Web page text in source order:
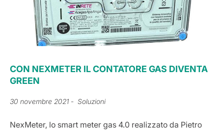
CON NEXMETER IL CONTATORE GAS DIVENTA
GREEN
30 novembre 2021 - Soluzioni
NexMeter, lo smart meter gas 4.0 realizzato da Pietro